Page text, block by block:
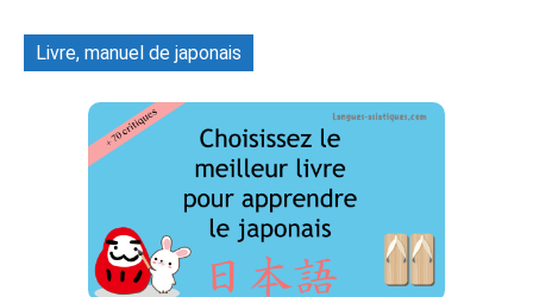
Livre, manuel de japonais